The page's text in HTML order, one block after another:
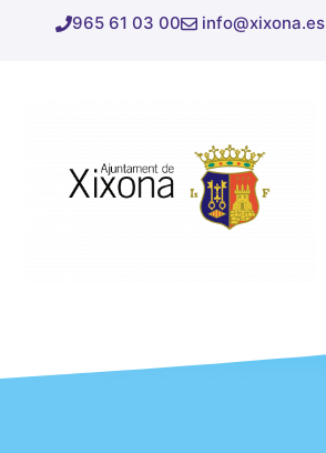
965 61 03 00 info@xixona.es